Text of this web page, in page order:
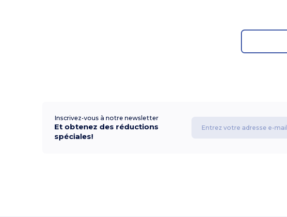
Inscrivez-vous à notre newsletter
Et obtenez des réductions
spéciales!